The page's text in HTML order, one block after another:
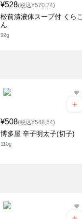
¥528(税込¥570.24)
松前漬液体スープ付 くらこ
ん
92g
¥508(税込¥548.64)
博多屋 辛子明太子(切子)
110g